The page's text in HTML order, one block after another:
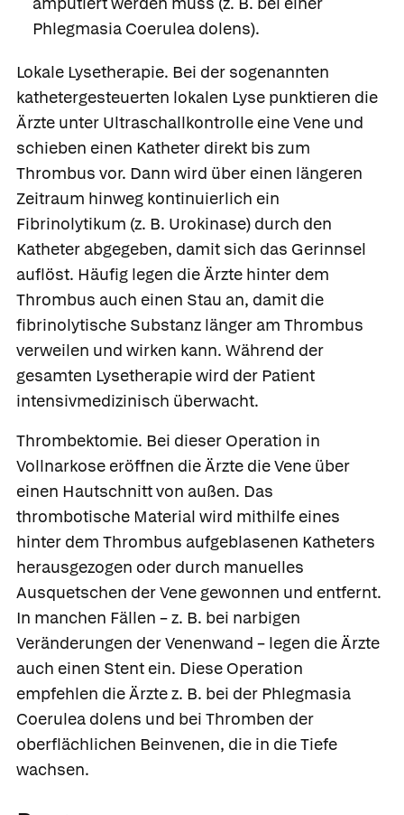
Phlegmasia Coerulea dolens).
Lokale Lysetherapie. Bei der sogenannten
kathetergesteuerten lokalen Lyse punktieren die
Ärzte unter Ultraschallkontrolle eine Vene und
schieben einen Katheter direkt bis zum
Thrombus vor. Dann wird über einen längeren
Zeitraum hinweg kontinuierlich ein
Fibrinolytikum (z. B. Urokinase) durch den
Katheter abgegeben, damit sich das Gerinnsel
auflöst. Häufig legen die Ärzte hinter dem
Thrombus auch einen Stau an, damit die
fibrinolytische Substanz länger am Thrombus
verweilen und wirken kann. Während der
gesamten Lysetherapie wird der Patient
intensivmedizinisch überwacht.
Thrombektomie. Bei dieser Operation in
Vollnarkose eröffnen die Ärzte die Vene über
einen Hautschnitt von außen. Das
thrombotische Material wird mithilfe eines
hinter dem Thrombus aufgeblasenen Katheters
herausgezogen oder durch manuelles
Ausquetschen der Vene gewonnen und entfernt.
In manchen Fällen – z. B. bei narbigen
Veränderungen der Venenwand – legen die Ärzte
auch einen Stent ein. Diese Operation
empfehlen die Ärzte z. B. bei der Phlegmasia
Coerulea dolens und bei Thromben der
oberflächlichen Beinvenen, die in die Tiefe
wachsen.